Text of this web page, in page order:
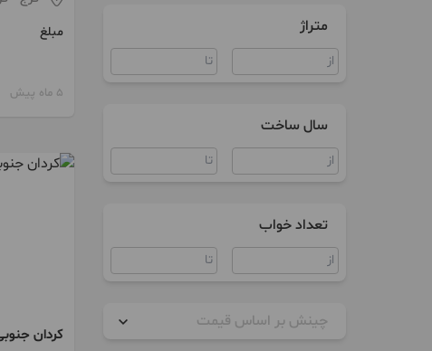
ویلا
مغازه
سوله
متراژ
سال ساخت
تعداد خواب
چینش بر اساس قیمت
مبلغ
5 ماه پیش
کردان جنوبی